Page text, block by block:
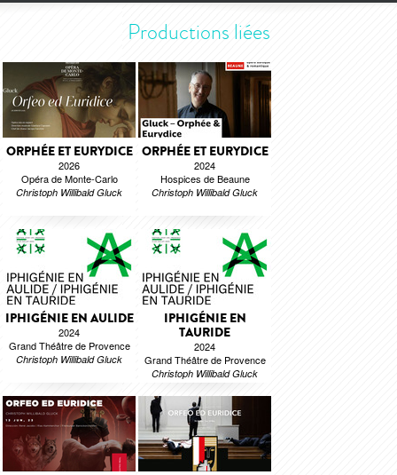
Productions liées
ORPHÉE ET EURYDICE
2026
Opéra de Monte-Carlo
Christoph Willibald Gluck
ORPHÉE ET EURYDICE
2024
Hospices de Beaune
Christoph Willibald Gluck
IPHIGÉNIE EN AULIDE
2024
Grand Théâtre de Provence
Christoph Willibald Gluck
IPHIGÉNIE EN
TAURIDE
2024
Grand Théâtre de Provence
Christoph Willibald Gluck